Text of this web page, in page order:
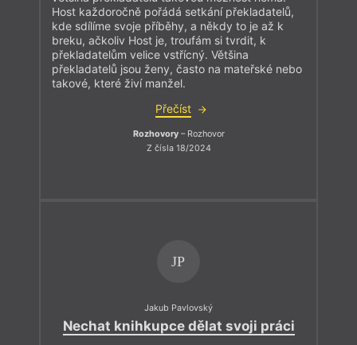
Host každoročně pořádá setkání překladatelů,
kde sdílíme svoje příběhy, a někdy to je až k
breku, ačkoliv Host je, troufám si tvrdit, k
překladatelům velice vstřícný. Většina
překladatelů jsou ženy, často na mateřské nebo
takové, které živí manžel.
Přečíst
Rozhovory– Rozhovor
Z čísla 18/2024
JP
Jakub Pavlovský
Nechat knihkupce dělat svoji práci